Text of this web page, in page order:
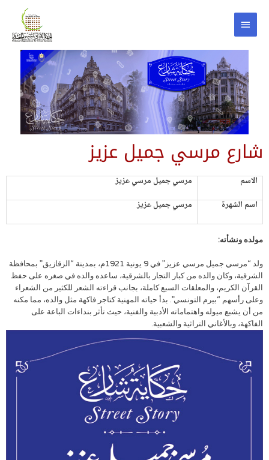
شارع مرسي جميل عزيز
الاسم
مرسي جميل مرسي عزيز
اسم الشهرة
مرسي جميل عزيز
مولده ونشأته:
ولد “مرسي جميل مرسي عزيز” في 9 يونية 1921م، بمدينة “الزقازيق” بمحافظة
الشرقية، وكان والده من كبار التجار بالشرقية، ساعده والده في صغره على حفظ
القرآن الكريم، والمعلقات السبع كاملة، بجانب قراءته الشعر للكثير من الشعراء
وعلى رأسهم “بيرم التونسي”. بدأ حياته المهنية كتاجر فاكهة مثل والده، مما مكنه
من أن يشبع ميوله واهتماماته الأدبية والفنية، حيث تأثر بنداءات الباعة على
الفاكهة، وبالأغاني التراثية والشعبية.